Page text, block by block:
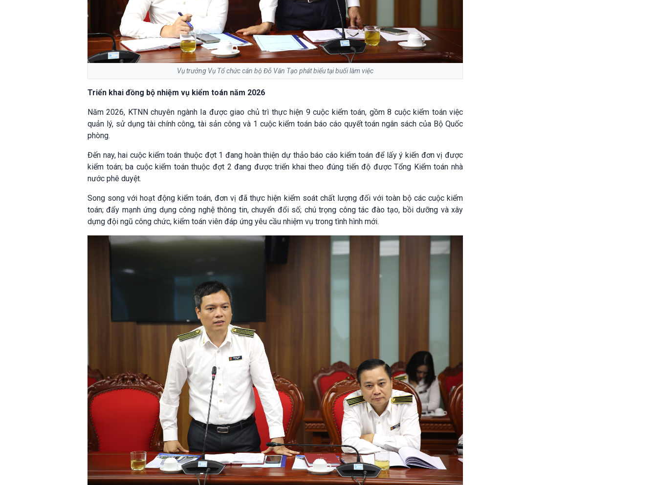
Vụ trưởng Vụ Tổ chức cán bộ Đỗ Văn Tạo phát biểu tại buổi làm việc
Triển khai đồng bộ nhiệm vụ kiểm toán năm 2026
Năm 2026, KTNN chuyên ngành Ia được giao chủ trì thực hiện 9 cuộc kiểm toán, gồm 8 cuộc kiểm toán việc
quản lý, sử dụng tài chính công, tài sản công và 1 cuộc kiểm toán báo cáo quyết toán ngân sách của Bộ Quốc
phòng.
Đến nay, hai cuộc kiểm toán thuộc đợt 1 đang hoàn thiện dự thảo báo cáo kiểm toán để lấy ý kiến đơn vị được
kiểm toán; ba cuộc kiểm toán thuộc đợt 2 đang được triển khai theo đúng tiến độ được Tổng Kiểm toán nhà
nước phê duyệt.
Song song với hoạt động kiểm toán, đơn vị đã thực hiện kiểm soát chất lượng đối với toàn bộ các cuộc kiểm
toán; đẩy mạnh ứng dụng công nghệ thông tin, chuyển đổi số; chú trọng công tác đào tạo, bồi dưỡng và xây
dựng đội ngũ công chức, kiểm toán viên đáp ứng yêu cầu nhiệm vụ trong tình hình mới.